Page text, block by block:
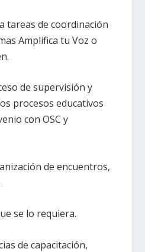
tareas de coordinación
Amplifica tu Voz o
de supervisión y
procesos educativos
con OSC y
de encuentros,
se lo requiera.
de capacitación,